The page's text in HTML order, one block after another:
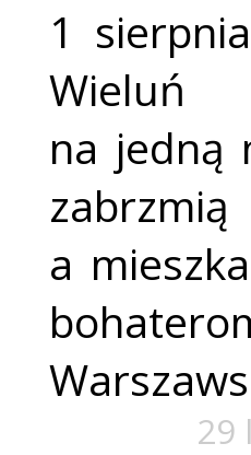
1
na jedną
a
29